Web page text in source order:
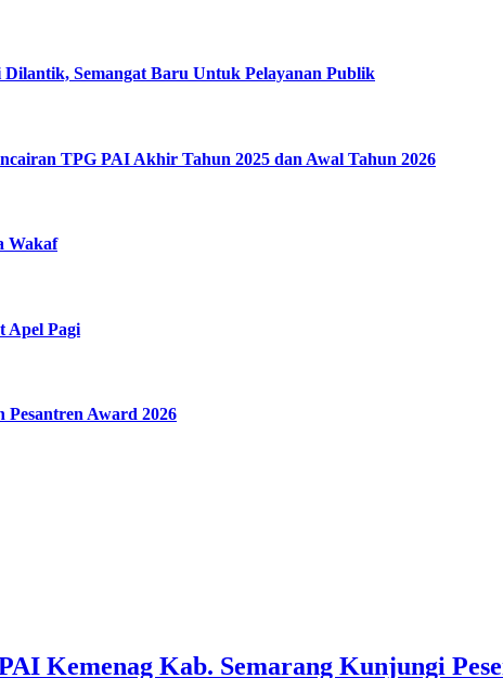
Dilantik, Semangat Baru Untuk Pelayanan Publik
TPG PAI Akhir Tahun 2025 dan Awal Tahun 2026
Wakaf
Apel Pagi
Pesantren Award 2026
Kemenag Kab. Semarang Kunjungi